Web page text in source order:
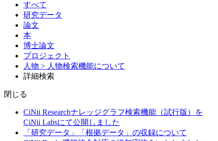
すべて
研究データ
論文
本
博士論文
プロジェクト
人物 > 人物検索機能について
詳細検索
閉じる
CiNii Researchナレッジグラフ検索機能（試行版）を
CiNii Labsにて公開しました
「研究データ」「根拠データ」の収録について